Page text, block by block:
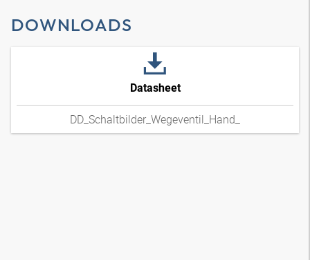
DOWNLOADS
Datasheet
DD_Schaltbilder_Wegeventil_Hand_